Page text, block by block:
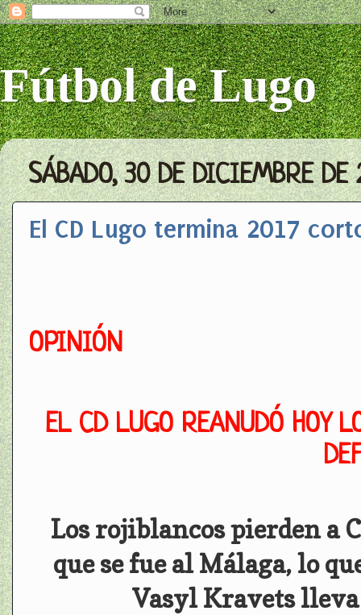
Fútbol de Lugo
SÁBADO, 30 DE DICIEMBRE DE
El CD Lugo termina 2017
OPINIÓN
EL CD LUGO REANUDÓ HOY
Los rojiblancos pierden a
que se fue al Málaga, lo
Vasyl Kravets